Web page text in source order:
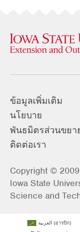
ข้อมูลเพิ่มเติม
นโยบาย
พันธมิตรส่วนขยา
ติดต่อเรา
Copyright ©
Iowa State
Science and
العربية (อารบิก)